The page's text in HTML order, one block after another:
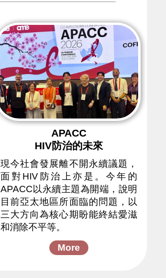
APACC
HIV防治的未來
現今社會發展離不開永續議題，
面對HIV防治上亦是。今年的
APACC以永續主題為開端，說明
目前亞太地區所面臨的問題，以
三大方向為核心期盼能終結愛滋
和消除不平等。
More